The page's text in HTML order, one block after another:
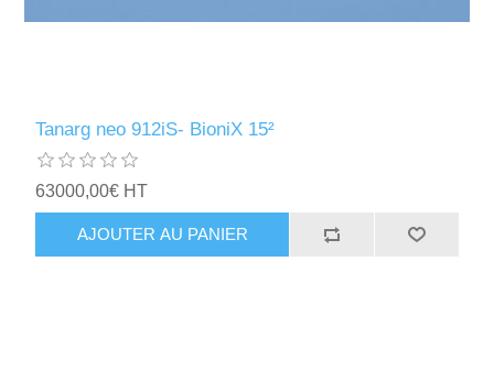
Tanarg neo 912iS- BioniX 15²
63000,00€ HT
AJOUTER AU PANIER